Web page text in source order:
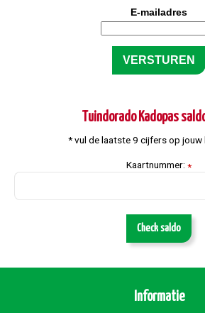
E-mailadres
Tuindorado Kadopas
* vul de laatste 9 cijfers op jouw
Kaartnummer: *
Check saldo
Informatie